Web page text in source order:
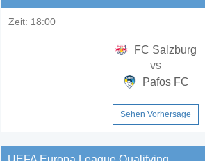
Zeit: 18:00
FC Salzburg
vs
Pafos FC
Sehen Vorhersage